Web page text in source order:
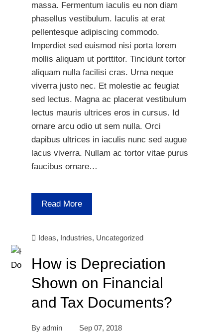
massa. Fermentum iaculis eu non diam
phasellus vestibulum. Iaculis at erat
pellentesque adipiscing commodo.
Imperdiet sed euismod nisi porta lorem
mollis aliquam ut porttitor. Tincidunt tortor
aliquam nulla facilisi cras. Urna neque
viverra justo nec. Et molestie ac feugiat
sed lectus. Magna ac placerat vestibulum
lectus mauris ultrices eros in cursus. Id
ornare arcu odio ut sem nulla. Orci
dapibus ultrices in iaculis nunc sed augue
lacus viverra. Nullam ac tortor vitae purus
faucibus ornare…
Read More
Ideas, Industries, Uncategorized
How is Depreciation
Shown on Financial
and Tax Documents?
By admin
Sep 07, 2018